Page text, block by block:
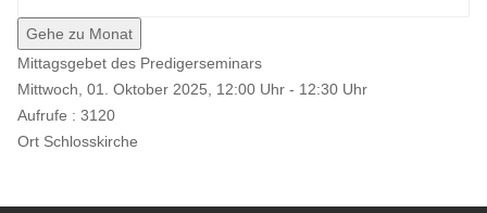
Gehe zu Monat
Mittagsgebet des Predigerseminars
Mittwoch, 01. Oktober 2025, 12:00 Uhr - 12:30 Uhr
Aufrufe : 3120
Ort Schlosskirche